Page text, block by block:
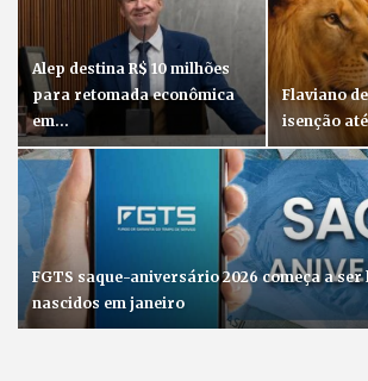
Alep destina R$ 10 milhões
para retomada econômica
em…
Flaviano
isenção
FGTS saque-aniversário 2026 começa a
nascidos em janeiro